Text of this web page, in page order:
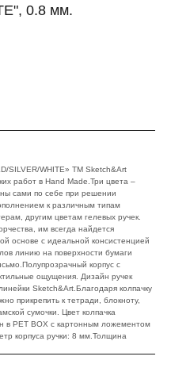
0.8 мм.
SILVER/WHITE» ТМ Sketch&Art
работ в Hand Made.Три цвета –
сами по себе при решении
к различным типам
другим цветам гелевых ручек.
им всегда найдется
основе с идеальной консистенцией
линию на поверхности бумаги
корпус с
ощущения. Дизайн ручек
Sketch&Art.Благодаря колпачку
прикрепить к тетради, блокноту,
сумочки. Цвет колпачка
в PET BOX c картонным ложементом
корпуса ручки: 8 мм.Толщина